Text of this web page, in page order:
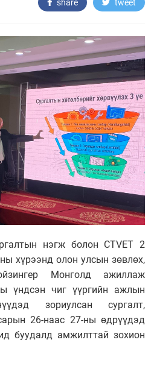
share tweet
нэгж болон CTVET 2
хүрээнд олон улсын зөвлөх,
Монголд ажиллаж
үндсэн чиг үүргийн ажлын
зориулсан сургалт,
26-наас 27-ны өдрүүдэд
буудалд амжилттай зохион